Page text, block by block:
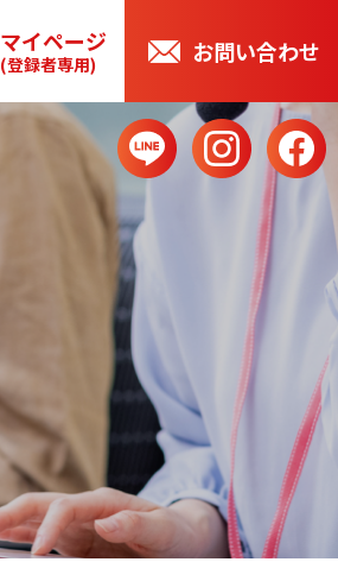
マイページ
(登録者専用) お問い合わせ